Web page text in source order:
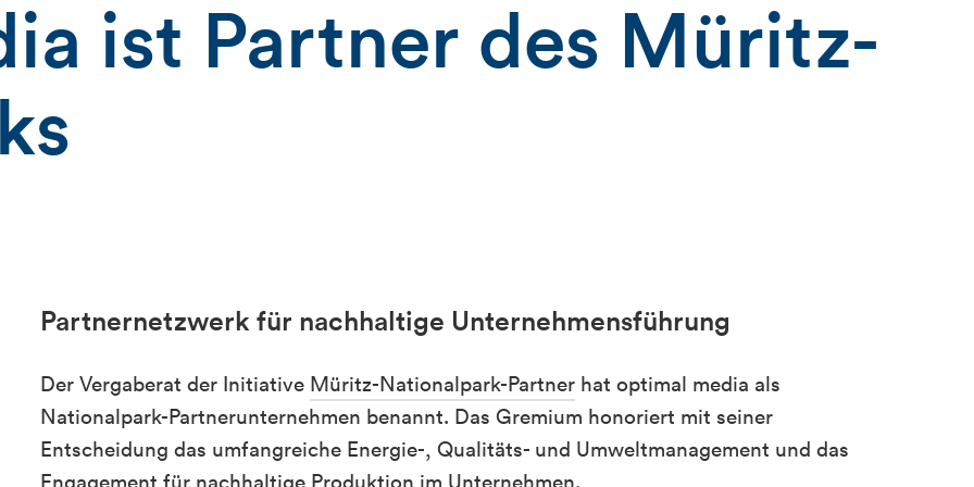
ist Partner des Müritz-
Partnernetzwerk für nachhaltige Unternehmensführung
Der Vergaberat der Initiative Müritz-Nationalpark-Partner hat optimal media als
Nationalpark-Partnerunternehmen benannt. Das Gremium honoriert mit seiner
Entscheidung das umfangreiche Energie-, Qualitäts- und Umweltmanagement und das
Engagement für nachhaltige Produktion im Unternehmen.